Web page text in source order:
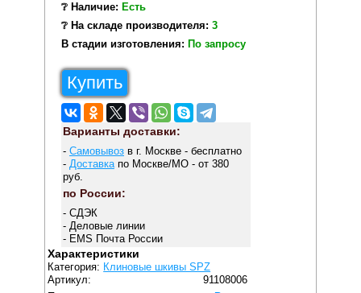
❔ Наличие: Есть
❔ На складе производителя: 3
В стадии изготовления: По запросу
Купить
Варианты доставки:
- Самовывозв г. Москве - бесплатно
- Доставкапо Москве/МО - от 380
руб.
по России:
- СДЭК
- Деловые линии
- EMS Почта России
Характеристики
Категория: Клиновые шкивы SPZ
Артикул:
91108006